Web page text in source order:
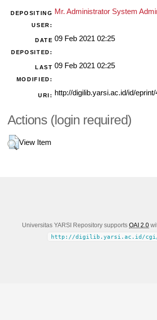
DEPOSITING
USER:
Mr. Administrator System
DATE
DEPOSITED:
09 Feb 2021 02:25
LAST
MODIFIED:
09 Feb 2021 02:25
URI: http://digilib.yarsi.ac.id/id/eprint/
Actions (login required)
View Item
Universitas YARSI Repository supports OAI 2.0
http://digilib.yarsi.ac.id/